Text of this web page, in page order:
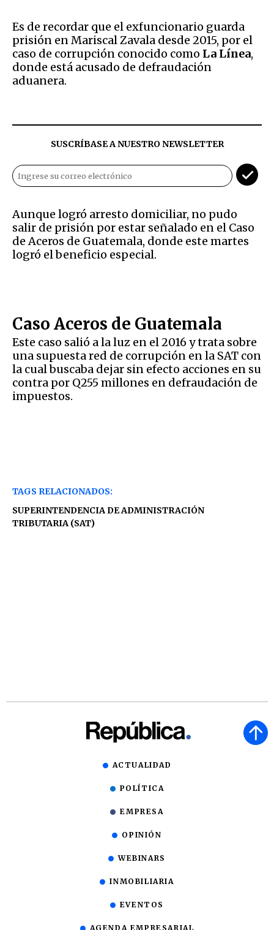
Es de recordar que el exfuncionario guarda
prisión en Mariscal Zavala desde 2015, por el
caso de corrupción conocido como La Línea,
donde está acusado de defraudación
aduanera.
SUSCRÍBASE A NUESTRO NEWSLETTER
Aunque logró arresto domiciliar, no pudo
salir de prisión por estar señalado en el Caso
de Aceros de Guatemala, donde este martes
logró el beneficio especial.
Caso Aceros de Guatemala
Este caso salió a la luz en el 2016 y trata sobre
una supuesta red de corrupción en la SAT con
la cual buscaba dejar sin efecto acciones en su
contra por Q255 millones en defraudación de
impuestos.
TAGS RELACIONADOS:
SUPERINTENDENCIA DE ADMINISTRACIÓN
TRIBUTARIA (SAT)
ACTUALIDAD
POLÍTICA
EMPRESA
OPINIÓN
WEBINARS
INMOBILIARIA
EVENTOS
AGENDA EMPRESARIAL